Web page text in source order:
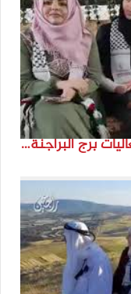
تقرير قناة راجعين عن زيارة انتماء لفعاليات برج البراجنة اعداد جنى شحرور